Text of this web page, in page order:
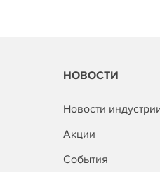
НОВОСТИ
Новости
Акции
События